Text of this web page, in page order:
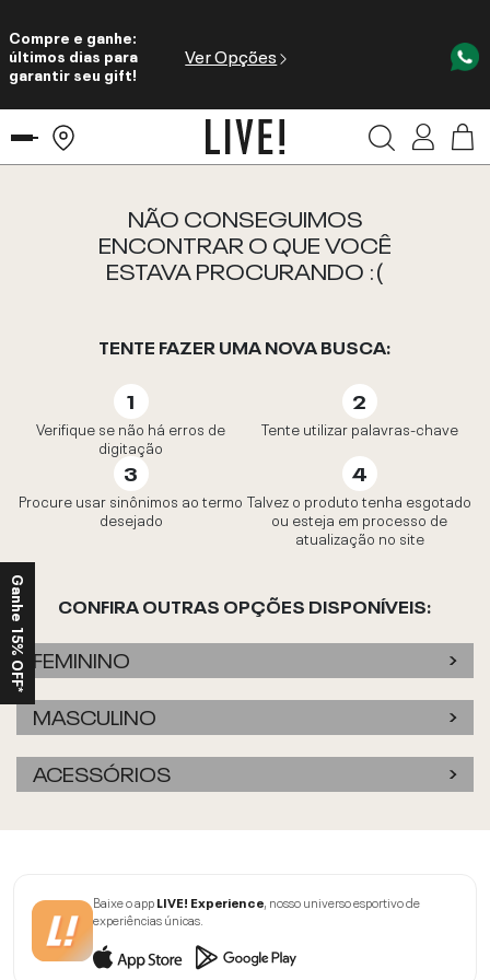
Compre e ganhe:
últimos dias para
garantir seu gift!
Ver Opções
NÃO CONSEGUIMOS
ENCONTRAR O QUE VOCÊ
ESTAVA PROCURANDO :(
TENTE FAZER UMA NOVA BUSCA:
Verifique se não há erros de
digitação
Tente utilizar palavras-chave
Procure usar sinônimos ao termo
desejado
Talvez o produto tenha esgotado
ou esteja em processo de
atualização no site
CONFIRA OUTRAS OPÇÕES DISPONÍVEIS:
FEMININO
MASCULINO
ACESSÓRIOS
Baixe o appLIVE! Experience, nosso universo esportivo de
experiências únicas.
Ganhe 15% OFF*